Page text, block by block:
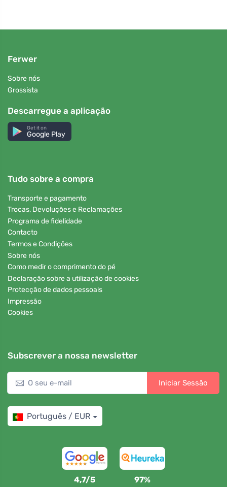
Ferwer
Sobre nós
Grossista
Descarregue a aplicação
Get it on
Google Play
Tudo sobre a compra
Transporte e pagamento
Trocas, Devoluções e Reclamações
Programa de fidelidade
Contacto
Termos e Condições
Sobre nós
Como medir o comprimento do pé
Declaração sobre a utilização de cookies
Protecção de dados pessoais
Impressão
Cookies
Subscrever a nossa newsletter
Iniciar Sessão
Português / EUR
4,7/5 97%